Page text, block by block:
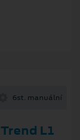
6st. manuální
L1